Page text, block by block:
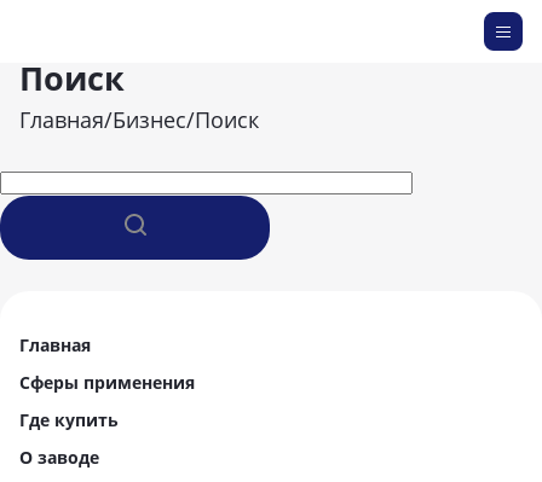
Поиск
Главная/Бизнес/Поиск
Главная
Сферы применения
Где купить
О заводе